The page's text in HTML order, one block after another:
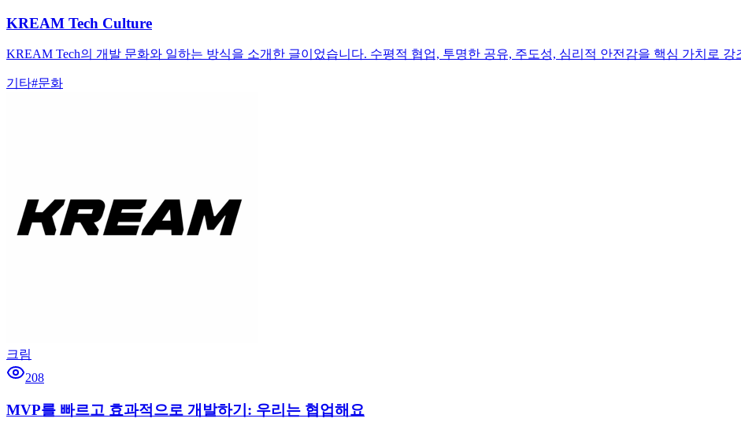
KREAM Tech Culture
KREAM Tech의 개발 문화와 일하는 방식을 소개한 글이었습니다. 수평적 협업, 투명한 공유, 주도성, 심리적 안전감을 핵심 가치로 강
기타#문화
크림
208
MVP를 빠르고 효과적으로 개발하기: 우리는 협업해요